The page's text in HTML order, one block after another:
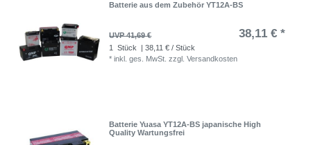
Batterie aus dem Zubehör YT12A-BS
UVP 41,69 € 38,11 € *
1 Stück
| 38,11 € / Stück
*inkl. ges. MwSt. zzgl.Versandkosten
Batterie Yuasa YT12A-BS japanische High
Quality Wartungsfrei